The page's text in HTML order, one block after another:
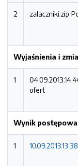
2 zalaczniki.zip
Wyjaśnienia i
1
ofert
Wynik
1